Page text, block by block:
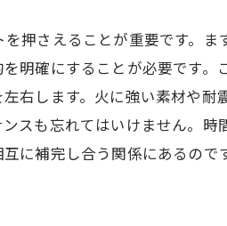
押さえることが重要です。ま
明確にすることが必要です。
右します。火に強い素材や耐
スも忘れてはいけません。時
に補完し合う関係にあるので